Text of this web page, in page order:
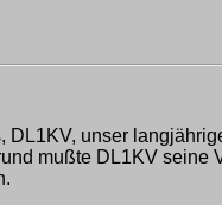
unser
mußte DL1KV seine